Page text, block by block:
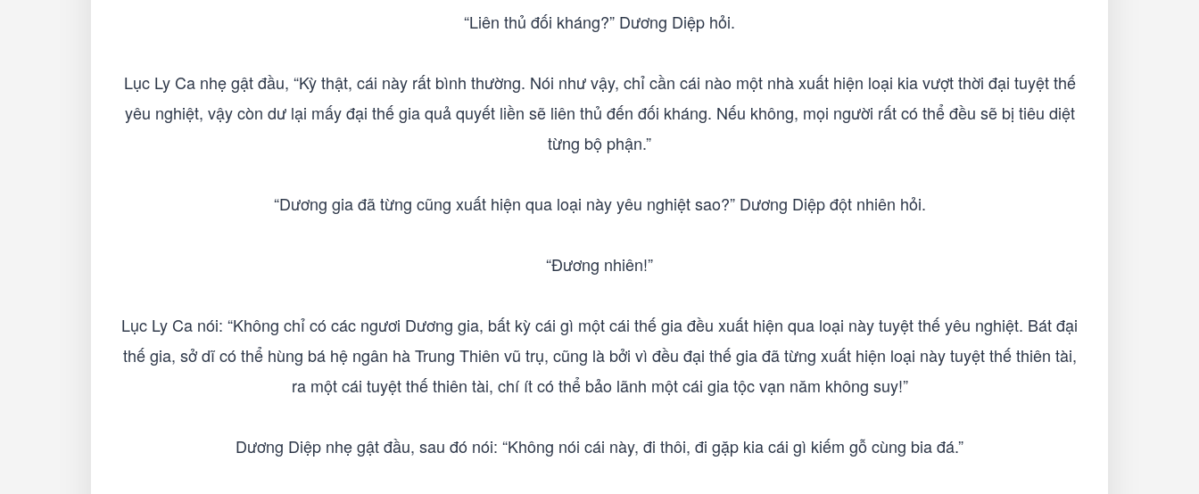
“Liên thủ đối kháng?” Dương Diệp hỏi.
Lục Ly Ca nhẹ gật đầu, “Kỳ thật, cái này rất bình thường. Nói như vậy, chỉ cần cái nào một nhà xuất hiện loại kia vượt thời đại tuyệt thế
yêu nghiệt, vậy còn dư lại mấy đại thế gia quả quyết liền sẽ liên thủ đến đối kháng. Nếu không, mọi người rất có thể đều sẽ bị tiêu diệt
từng bộ phận.”
“Dương gia đã từng cũng xuất hiện qua loại này yêu nghiệt sao?” Dương Diệp đột nhiên hỏi.
“Đương nhiên!”
Lục Ly Ca nói: “Không chỉ có các ngươi Dương gia, bất kỳ cái gì một cái thế gia đều xuất hiện qua loại này tuyệt thế yêu nghiệt. Bát đại
thế gia, sở dĩ có thể hùng bá hệ ngân hà Trung Thiên vũ trụ, cũng là bởi vì đều đại thế gia đã từng xuất hiện loại này tuyệt thế thiên tài,
ra một cái tuyệt thế thiên tài, chí ít có thể bảo lãnh một cái gia tộc vạn năm không suy!”
Dương Diệp nhẹ gật đầu, sau đó nói: “Không nói cái này, đi thôi, đi gặp kia cái gì kiếm gỗ cùng bia đá.”